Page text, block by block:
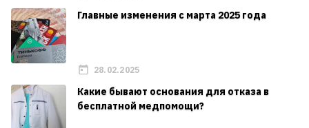
Главные изменения с марта 2025 года
28.02.2025
Какие бывают основания для отказа в
бесплатной медпомощи?